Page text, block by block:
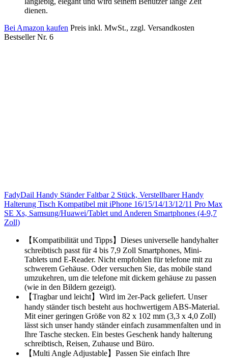
dienen.
Bei Amazon kaufen Preis inkl. MwSt., zzgl. Versandkosten
Bestseller Nr. 6
FadyDail Handy Ständer Faltbar 2 Stück, Verstellbarer Handy
Halterung Tisch Kompatibel mit iPhone 16/15/14/13/12/11 Pro Max
SE Xs, Samsung/Huawei/Tablet und Anderen Smartphones (4-9,7
Zoll)
【Kompatibilität und Tipps】Dieses universelle handyhalter
schreibtisch passt für 4 bis 7,9 Zoll Smartphones, Mini-
Tablets und E-Reader. Nicht empfohlen für telefone mit zu
schwerem Gehäuse. Oder versuchen Sie, das mobile stand
umzukehren, um die telefone mit dickem gehäuse zu passen
(wie in den Bildern gezeigt).
【Tragbar und leicht】Wird im 2er-Pack geliefert. Unser
handy ständer tisch besteht aus hochwertigem ABS-Material.
Mit einer geringen Größe von 82 x 102 mm (3,3 x 4,0 Zoll)
lässt sich unser handy ständer einfach zusammenfalten und in
Ihre Tasche stecken. Ein bestes Geschenk handy halterung
schreibtisch, Reisen, Zuhause und Büro.
【Multi Angle Adjustable】Passen Sie einfach Ihre